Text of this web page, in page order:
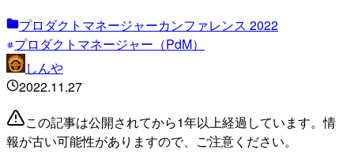
プロダクトマネージャーカンファレンス 2022
プロダクトマネージャー（PdM）
しんや
2022.11.27
この記事は公開されてから1年以上経過しています。情
報が古い可能性がありますので、ご注意ください。